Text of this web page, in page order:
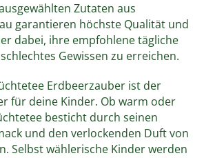
Zutaten aus
garantieren höchste Qualität und
dabei, ihre empfohlene tägliche
Gewissen zu erreichen.
Erdbeerzauber ist der
für deine Kinder. Ob warm oder
besticht durch seinen
und den verlockenden Duft von
Selbst wählerische Kinder werden